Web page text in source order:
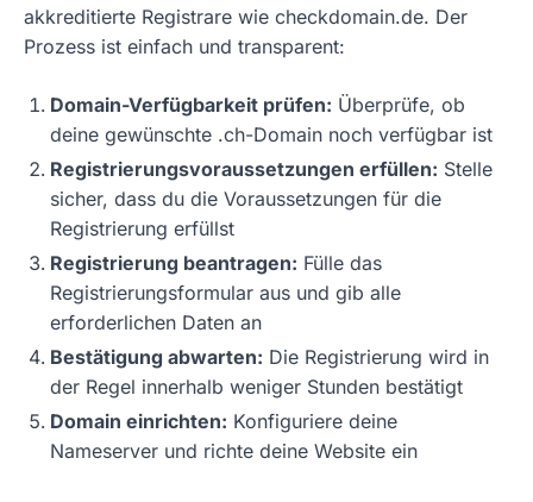
akkreditierte Registrare wie checkdomain.de. Der
Prozess ist einfach und transparent:
Domain-Verfügbarkeit prüfen: Überprüfe, ob
deine gewünschte .ch-Domain noch verfügbar ist
Registrierungsvoraussetzungen erfüllen: Stelle
sicher, dass du die Voraussetzungen für die
Registrierung erfüllst
Registrierung beantragen: Fülle das
Registrierungsformular aus und gib alle
erforderlichen Daten an
Bestätigung abwarten: Die Registrierung wird in
der Regel innerhalb weniger Stunden bestätigt
Domain einrichten: Konfiguriere deine
Nameserver und richte deine Website ein